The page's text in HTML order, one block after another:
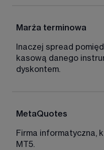
Marża terminowa
Inaczej spread
kasową danego
dyskontem.
MetaQuotes
Firma informatyczna,
MT5.